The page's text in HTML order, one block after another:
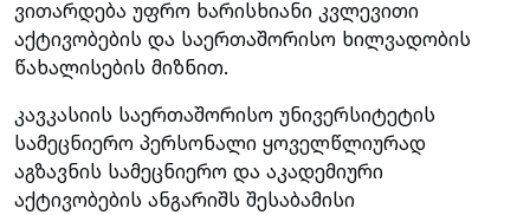
ვითარდება უფრო ხარისხიანი კვლევითი
აქტივობების და საერთაშორისო ხილვადობის
წახალისების მიზნით.
კავკასიის საერთაშორისო უნივერსიტეტის
სამეცნიერო პერსონალი ყოველწლიურად
აგზავნის სამეცნიერო და აკადემიური
აქტივობების ანგარიშს შესაბამისი